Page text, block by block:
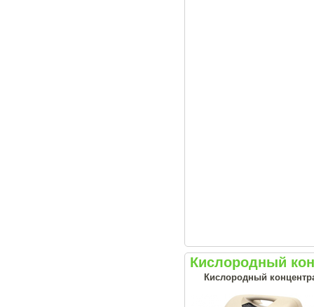
Кислородный
Кислородный